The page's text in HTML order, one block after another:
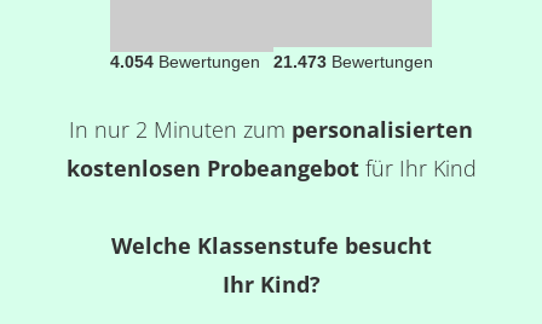
4.054Bewertungen 21.473Bewertungen
In nur 2 Minuten zum personalisierten
kostenlosen Probeangebotfür Ihr Kind
Welche Klassenstufe besucht
Ihr Kind?